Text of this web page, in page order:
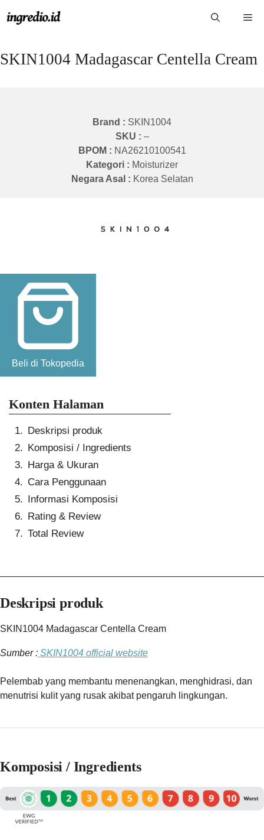
ke
SKIN1004 Madagascar Centella Cream
Brand : SKIN1004
SKU : –
BPOM : NA26210100541
Kategori : Moisturizer
Negara Asal : Korea Selatan
Beli di Tokopedia
Konten Halaman
Deskripsi produk
Komposisi / Ingredients
Harga & Ukuran
Cara Penggunaan
Informasi Komposisi
Rating & Review
Total Review
Deskripsi produk
SKIN1004 Madagascar Centella Cream
Sumber : SKIN1004 official website
Pelembab yang membantu menenangkan, menghidrasi, dan
menutrisi kulit yang rusak akibat pengaruh lingkungan.
Komposisi / Ingredients